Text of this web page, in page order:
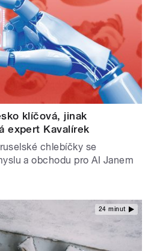
klíčová, jinak
expert Kavalírek
chlebíčky se
a obchodu pro AI Janem
24 minut